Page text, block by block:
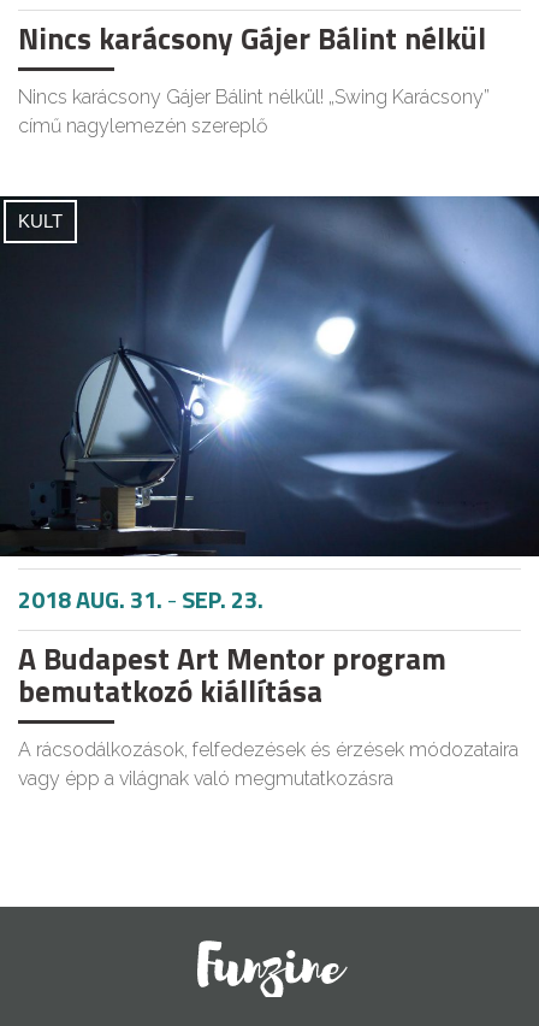
Nincs karácsony Gájer Bálint nélkül
Nincs karácsony Gájer Bálint nélkül! „Swing Karácsony”
című nagylemezén szereplő
KULT
2018 AUG. 31.-SEP. 23.
A Budapest Art Mentor program
bemutatkozó kiállítása
A rácsodálkozások, felfedezések és érzések módozataira
vagy épp a világnak való megmutatkozásra